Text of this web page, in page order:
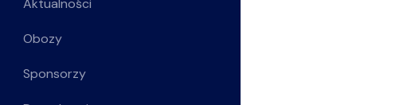
Aktualności
Obozy
Sponsorzy